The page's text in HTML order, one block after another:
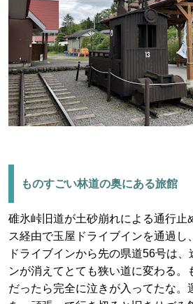
ものすごい林道の奥にある旅館
碓氷峠旧道が土砂崩れによる通行止
ス経由で玉屋ドライブインを通過し
ドライブインから先の県道56号は
ンが消えてとても狭い道に変わる。
だったら完全に泣きが入ってたな。